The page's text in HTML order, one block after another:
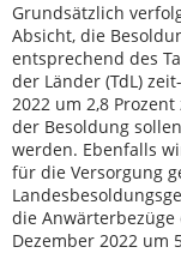
Grundsätzlich
Absicht, die
entsprechend des
der Länder (TdL)
2022 um 2,8
der Besoldung
werden. Ebenfalls
für die Versorgung
die
Dezember 2022 um